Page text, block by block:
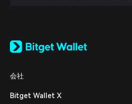
日本語
Español (Latinoamérica)
Italiano
会社
Bitget Wallet X